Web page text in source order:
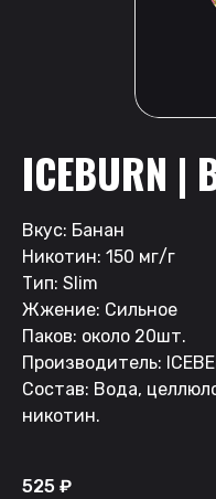
ICEBURN |
Вкус: Банан
Никотин: 150 мг/г
Тип: Slim
Жжение: Сильное
Паков: около 20шт.
Производитель:
Состав: Вода,
никотин.
525 ₽